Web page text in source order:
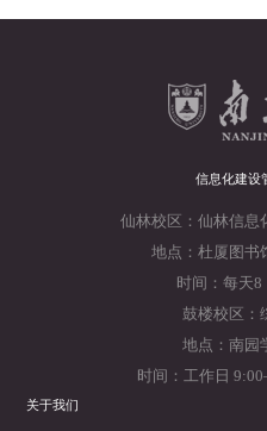
信息化建设
仙林校区：仙林信息
地点：杜厦图书
时间：每天8
鼓楼校区：
地点：南园
时间：工作日
关于我们